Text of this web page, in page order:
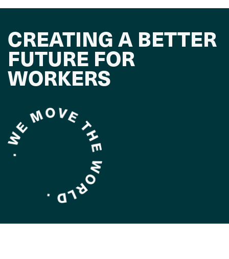
CREATING A BETTER
FUTURE FOR
WORKERS